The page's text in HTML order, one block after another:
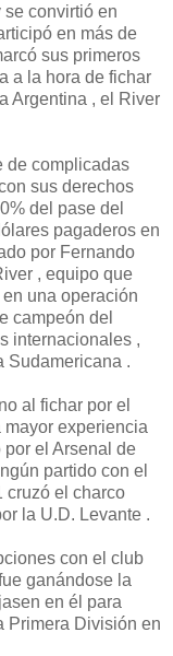
convirtió en
en más de
sus primeros
a la hora de fichar
Argentina , el River
de complicadas
sus derechos
del pase del
pagaderos en
por Fernando
, equipo que
una operación
campeón del
internacionales ,
Sudamericana .
al fichar por el
experiencia
el Arsenal de
partido con el
cruzó el charco
la U.D. Levante .
con el club
ganándose la
en él para
Primera División en